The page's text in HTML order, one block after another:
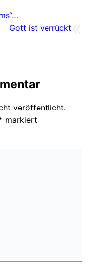
Gott ist verrückt
veröffentlicht.
* markiert